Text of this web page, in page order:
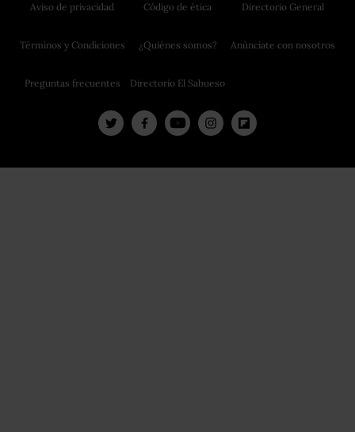
Aviso de privacidad
Términos y Condiciones
Preguntas frecuentes
Código de ética
¿Quiénes somos?
Directorio El Sabueso
Directorio General
Anúnciate con nosotros